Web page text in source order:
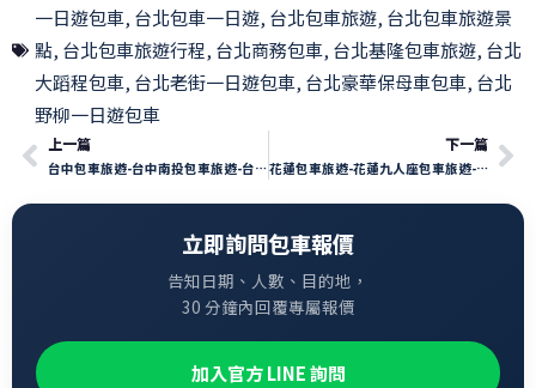
一日遊包車, 台北包車一日遊, 台北包車旅遊, 台北包車旅遊景
點, 台北包車旅遊行程, 台北商務包車, 台北基隆包車旅遊, 台北
大蹈程包車, 台北老街一日遊包車, 台北豪華保母車包車, 台北
野柳一日遊包車
上一篇
台中包車旅遊-台中南投包車旅遊-台中南投日月潭包車-南投日月潭
下一篇
花蓮包車旅遊-花蓮九人座包車旅遊-花蓮七人座包車旅遊-花蓮太魯閣國家公園
立即詢問包車報價
告知日期、人數、目的地，
30 分鐘內回覆專屬報價
加入官方 LINE 詢問